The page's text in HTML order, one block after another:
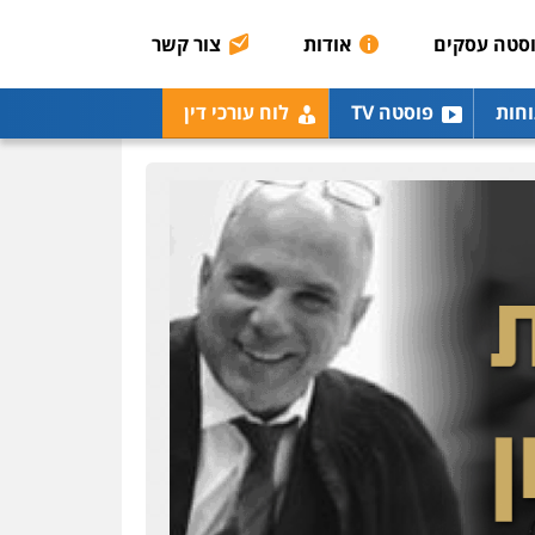
עסקים אודות צור קשר
פוסטה TV לוח עורכי דין
מנשה, אלמוג – עורכי דין
פלילי עבירות תנועה
צווארון לבן תעבורה עורכי
דין לענייני אסירים מעצרים
0546470989
עו"ד אבי כהן
פלילי פשיעה חמורה
קטינים אלימות סמים
עבירות מין
0523647066
ויקי שמואל – משרד עו"ד
משפט פלילי
0528959600